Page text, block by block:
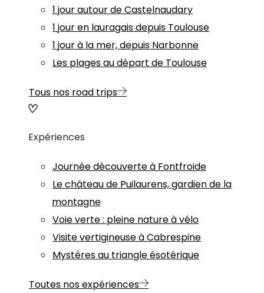
1 jour autour de Castelnaudary
1 jour en lauragais depuis Toulouse
1 jour à la mer, depuis Narbonne
Les plages au départ de Toulouse
Tous nos road trips
Expériences
Journée découverte à Fontfroide
Le château de Puilaurens, gardien de la
montagne
Voie verte : pleine nature à vélo
Visite vertigineuse à Cabrespine
Mystères au triangle ésotérique
Toutes nos expériences